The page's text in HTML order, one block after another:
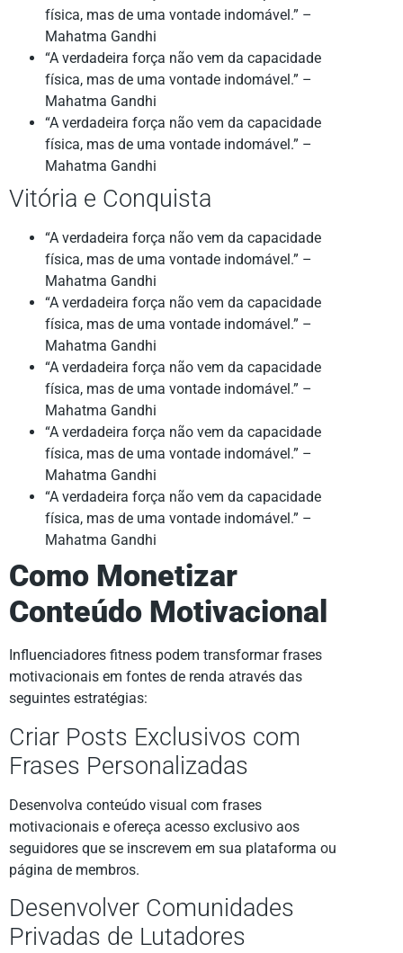
física, mas de uma vontade indomável.” –
Mahatma Gandhi
“A verdadeira força não vem da capacidade
física, mas de uma vontade indomável.” –
Mahatma Gandhi
“A verdadeira força não vem da capacidade
física, mas de uma vontade indomável.” –
Mahatma Gandhi
Vitória e Conquista
“A verdadeira força não vem da capacidade
física, mas de uma vontade indomável.” –
Mahatma Gandhi
“A verdadeira força não vem da capacidade
física, mas de uma vontade indomável.” –
Mahatma Gandhi
“A verdadeira força não vem da capacidade
física, mas de uma vontade indomável.” –
Mahatma Gandhi
“A verdadeira força não vem da capacidade
física, mas de uma vontade indomável.” –
Mahatma Gandhi
“A verdadeira força não vem da capacidade
física, mas de uma vontade indomável.” –
Mahatma Gandhi
Como Monetizar
Conteúdo Motivacional
Influenciadores fitness podem transformar frases
motivacionais em fontes de renda através das
seguintes estratégias:
Criar Posts Exclusivos com
Frases Personalizadas
Desenvolva conteúdo visual com frases
motivacionais e ofereça acesso exclusivo aos
seguidores que se inscrevem em sua plataforma ou
página de membros.
Desenvolver Comunidades
Privadas de Lutadores